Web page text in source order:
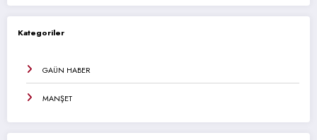
Kategoriler
GAÜN HABER
MANŞET